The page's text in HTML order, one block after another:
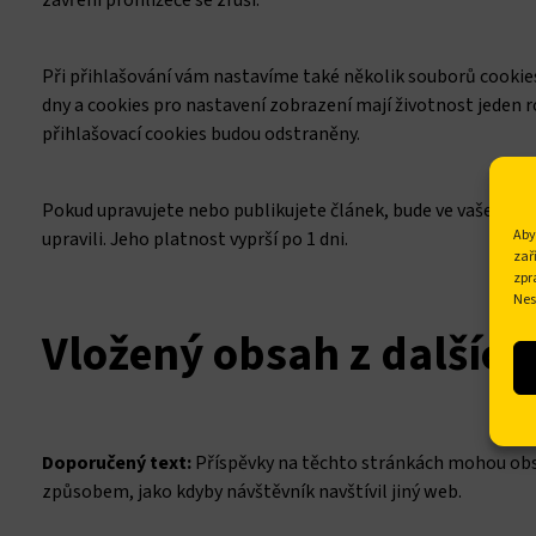
Při přihlašování vám nastavíme také několik souborů
dny a cookies pro nastavení zobrazení mají životnost jeden
přihlašovací cookies budou odstraněny.
Pokud upravujete nebo publikujete článek, bude ve vašem
upravili. Jeho platnost vyprší po 1 dni.
Vložený obsah z
Doporučený text: Příspěvky na těchto stránkách mohou
způsobem, jako kdyby návštěvník navštívil jiný web.